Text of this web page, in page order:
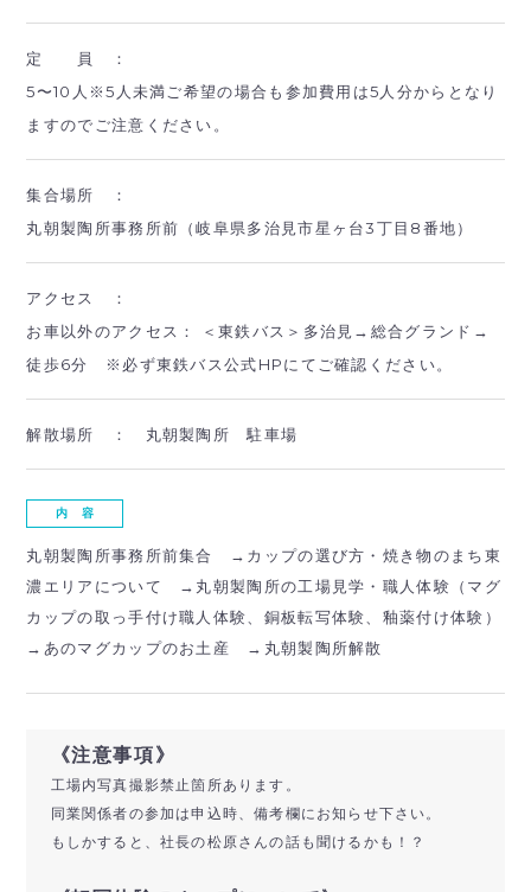
定 員 ：
5〜10人※5人未満ご希望の場合も参加費用は5人分からとなり
ますのでご注意ください。
集合場所 ：
丸朝製陶所事務所前（岐阜県多治見市星ヶ台3丁目8番地）
アクセス ：
お車以外のアクセス： ＜東鉄バス＞多治見→総合グランド→
徒歩6分 ※必ず東鉄バス公式HPにてご確認ください。
解散場所 ： 丸朝製陶所 駐車場
内 容
丸朝製陶所事務所前集合 →カップの選び方・焼き物のまち東
濃エリアについて →丸朝製陶所の工場見学・職人体験（マグ
カップの取っ手付け職人体験、銅板転写体験、釉薬付け体験）
→あのマグカップのお土産 →丸朝製陶所解散
《注意事項》
工場内写真撮影禁止箇所あります。
同業関係者の参加は申込時、備考欄にお知らせ下さい。
もしかすると、社長の松原さんの話も聞けるかも！？